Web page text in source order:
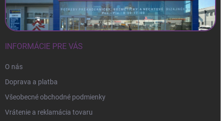
INFORMÁCIE PRE VÁS
O nás
Doprava a platba
Všeobecné obchodné podmienky
Vrátenie a reklamácia tovaru